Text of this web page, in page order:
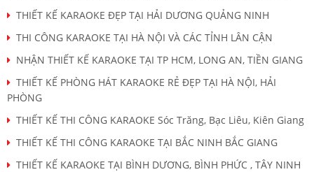
THIẾT KẾ KARAOKE ĐẸP TẠI HẢI DƯƠNG QUẢNG NINH
THI CÔNG KARAOKE TẠI HÀ NỘI VÀ CÁC TỈNH LÂN CẬN
NHẬN THIẾT KẾ KARAOKE TẠI TP HCM, LONG AN, TIỀN GIANG
THIẾT KẾ PHÒNG HÁT KARAOKE RẺ ĐẸP TẠI HÀ NỘI, HẢI
PHÒNG
THIẾT KẾ THI CÔNG KARAOKE Sóc Trăng, Bạc Liêu, Kiên Giang
THIẾT KẾ THI CÔNG KARAOKE TẠI BẮC NINH BẮC GIANG
THIẾT KẾ KARAOKE TẠI BÌNH DƯƠNG, BÌNH PHỨC , TÂY NINH